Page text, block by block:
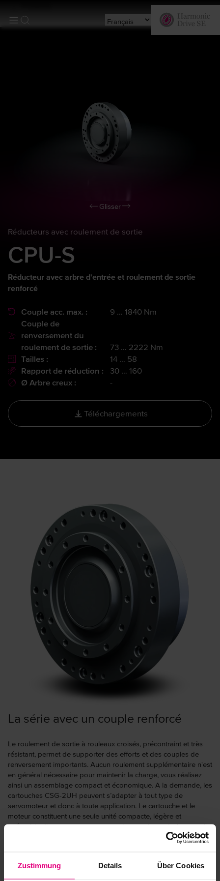
Zustimmung Details Über Cookies
Glisser
Réducteurs avec roulement de sortie
CPU-S
Réducteur avec arbre d'entrée et roulement de sortie
renforcé
Couple acc. max. :
9 … 1840 Nm
Couple de
renversement du
roulement de sortie :
73 … 2222 Nm
Tailles :
14 … 58
Rapport de réduction :
30 … 160
Ø Arbre creux :
-
Téléchargements
La série avec un couple renforcé
Le roulement de sortie à rouleaux croisés, précontraint et très
résistant, permet de supporter des efforts et des couples de
renversement importants. Aucun roulement supplémentaire n'est
en général nécessaire pour maintenir la charge, vous réalisez
ainsi un assemblage compact et économique. A la demande, les
cartouches CSG-2UH peuvent s’adapter à tout type de
servomoteur et donc à toute application. Le cartouche et le
moteur constituent une seule unité compacte, légère et
intégrable directement avec son roulement de sortie. La grande
précision de ces cartouches garantit à vos mécanismes un
fonctionnement stable pendant toute leur durée de vie.